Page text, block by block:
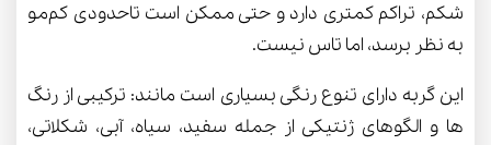
شکم، تراکم کمتری دارد و حتی ممکن است تاحدودی کم‌مو
به نظر برسد، اما تاس نیست.
این گربه دارای تنوع رنگی بسیاری است مانند: ترکیبی از رنگ
ها و الگوهای ژنتیکی از جمله سفید، سیاه، آبی، شکلاتی،